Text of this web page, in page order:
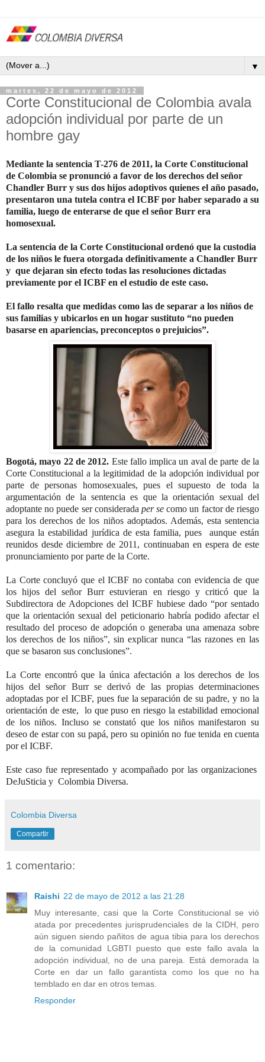
▼
martes, 22 de mayo de 2012
Corte Constitucional de Colombia avala
adopción individual por parte de un
hombre gay
Mediante la sentencia T-276 de 2011, la Corte Constitucional
de Colombia se pronunció a favor de los derechos del señor
Chandler Burr y sus dos hijos adoptivos quienes el año pasado,
presentaron una tutela contra el ICBF por haber separado a su
familia, luego de enterarse de que el señor Burr era
homosexual.
La sentencia de la Corte Constitucional ordenó que la custodia
de los niños le fuera otorgada definitivamente a Chandler Burr
y que dejaran sin efecto todas las resoluciones dictadas
previamente por el ICBF en el estudio de este caso.
El fallo resalta que medidas como las de separar a los niños de
sus familias y ubicarlos en un hogar sustituto “no pueden
basarse en apariencias, preconceptos o prejuicios”.
Bogotá, mayo 22 de 2012. Este fallo implica un aval de parte de la
Corte Constitucional a la legitimidad de la adopción individual por
parte de personas homosexuales, pues el supuesto de toda la
argumentación de la sentencia es que la orientación sexual del
adoptante no puede ser considerada per se como un factor de riesgo
para los derechos de los niños adoptados. Además, esta sentencia
asegura la estabilidad jurídica de esta familia, pues aunque están
reunidos desde diciembre de 2011, continuaban en espera de este
pronunciamiento por parte de la Corte.
La Corte concluyó que el ICBF no contaba con evidencia de que
los hijos del señor Burr estuvieran en riesgo y criticó que la
Subdirectora de Adopciones del ICBF hubiese dado “por sentado
que la orientación sexual del peticionario habría podido afectar el
resultado del proceso de adopción o generaba una amenaza sobre
los derechos de los niños”, sin explicar nunca “las razones en las
que se basaron sus conclusiones”.
La Corteencontró que la única afectación a los derechos de los
hijos del señor Burr se derivó de las propias determinaciones
adoptadas por el ICBF, pues fue la separación de su padre, y no la
orientación de este, lo que puso en riesgo la estabilidad emocional
de los niños. Incluso se constató que los niños manifestaron su
deseo de estar con su papá, pero su opinión no fue tenida en cuenta
por el ICBF.
Este caso fue representado y acompañado por las organizaciones
DeJuSticia y Colombia Diversa.
Colombia Diversa
Compartir
1 comentario:
Raishi 22 de mayo de 2012 a las 21:28
Muy interesante, casi que la Corte Constitucional se vió
atada por precedentes jurisprudenciales de la CIDH, pero
aún siguen siendo pañitos de agua tibia para los derechos
de la comunidad LGBTI puesto que este fallo avala la
adopción individual, no de una pareja. Está demorada la
Corte en dar un fallo garantista como los que no ha
temblado en dar en otros temas.
Responder